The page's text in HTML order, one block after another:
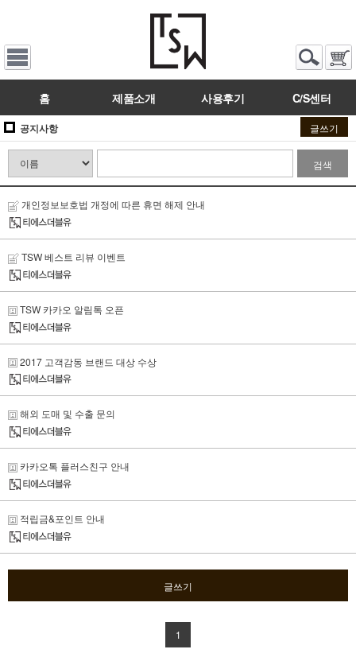
홈 제품소개 사용후기 C/S센터
공지사항 글쓰기
검색
개인정보보호법 개정에 따른 휴면 해제 안내
TSW 베스트 리뷰 이벤트
TSW 카카오 알림톡 오픈
2017 고객감동 브랜드 대상 수상
해외 도매 및 수출 문의
카카오톡 플러스친구 안내
적립금&포인트 안내
글쓰기
1